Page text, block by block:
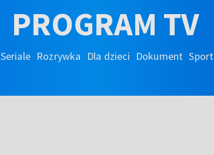
PROGRAM TV
Seriale Rozrywka Dla dzieci Dokument Sport